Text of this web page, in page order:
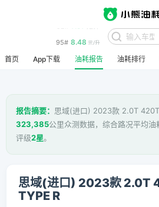
首页 App下载 油耗报告 油耗排行
报告摘要： 思域(进口) 2023款 2.0T
323,385公里众测数据，综合路况平均油
评级2星。
思域(进口) 2023款 2.0T
TYPE R